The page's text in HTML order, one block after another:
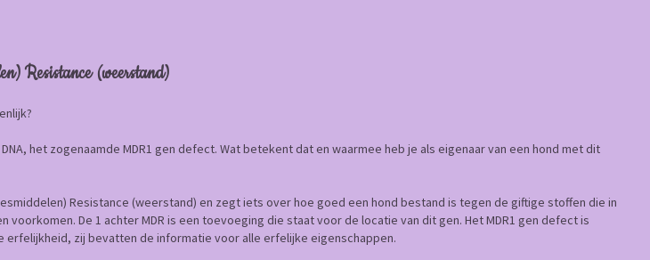
Resistance (weerstand)
het zogenaamde MDR1 gen defect. Wat betekent dat en waarmee heb je als eigenaar van een hond met dit
Resistance (weerstand) en zegt iets over hoe goed een hond bestand is tegen de giftige stoffen die in
voorkomen. De 1 achter MDR is een toevoeging die staat voor de locatie van dit gen. Het MDR1 gen defect is
erfelijkheid, zij bevatten de informatie voor alle erfelijke eigenschappen.